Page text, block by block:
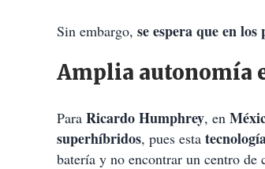
Sin embargo, se espera que en
Amplia autonomía
Para Ricardo Humphrey, en
superhíbridos, pues esta
batería y no encontrar un centro de